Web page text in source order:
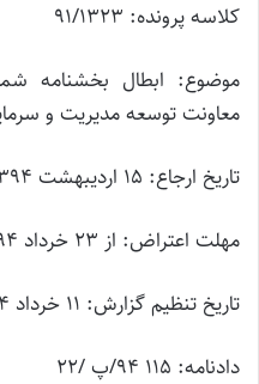
کلاسه پرونده: 91/1323
معاونت توسعه مدیریت و
تاریخ ارجاع: 15 اردیبهشت 1394
مهلت اعتراض: از 23 خرداد 1394 به مدت 20 روز
تاریخ تنظیم گزارش: 11 خرداد 1394
دادنامه: 115 94/پ /22